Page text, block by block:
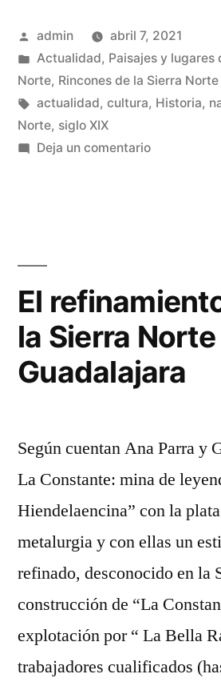
Baides»
Publicado
por
admin
abril 7, 2021
Publicado
en
Actualidad, Paisajes y lugares
Norte, Rincones de la Sierra Norte
Etiquetas:
actualidad, cultura, Historia,
Norte, siglo XIX
Deja un comentarioen
El
la Sierra
Guadalajara
Según cuentan Ana Parra y
La Constante: mina de
Hiendelaencina” con la
metalurgia y con ellas un
refinado, desconocido en la
construcción de “La
explotación por “ La Bella
trabajadores cualificados